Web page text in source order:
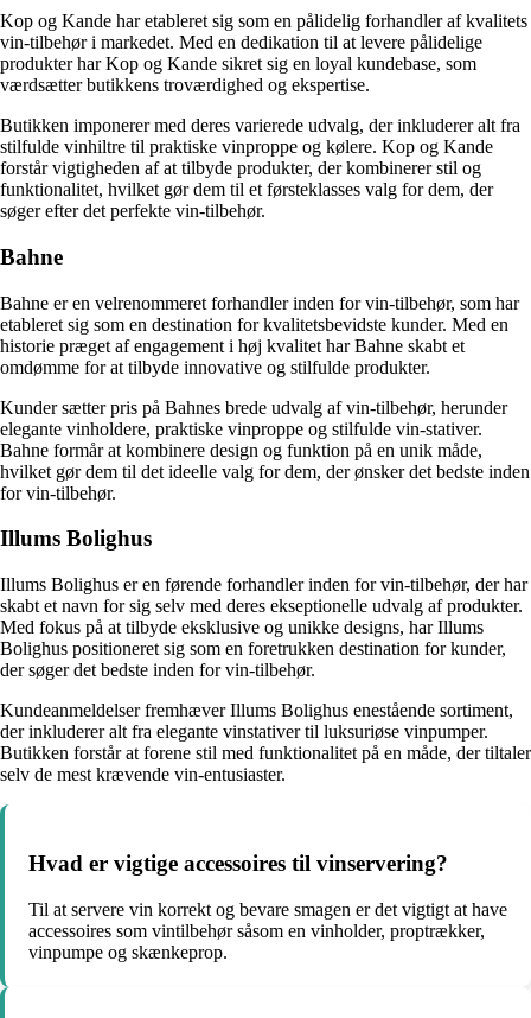
Kop og Kande har etableret sig som en pålidelig forhandler af kvalitets
vin-tilbehør i markedet. Med en dedikation til at levere pålidelige
produkter har Kop og Kande sikret sig en loyal kundebase, som
værdsætter butikkens troværdighed og ekspertise.
Butikken imponerer med deres varierede udvalg, der inkluderer alt fra
stilfulde vinhiltre til praktiske vinproppe og kølere. Kop og Kande
forstår vigtigheden af at tilbyde produkter, der kombinerer stil og
funktionalitet, hvilket gør dem til et førsteklasses valg for dem, der
søger efter det perfekte vin-tilbehør.
Bahne
Bahne er en velrenommeret forhandler inden for vin-tilbehør, som har
etableret sig som en destination for kvalitetsbevidste kunder. Med en
historie præget af engagement i høj kvalitet har Bahne skabt et
omdømme for at tilbyde innovative og stilfulde produkter.
Kunder sætter pris på Bahnes brede udvalg af vin-tilbehør, herunder
elegante vinholdere, praktiske vinproppe og stilfulde vin-stativer.
Bahne formår at kombinere design og funktion på en unik måde,
hvilket gør dem til det ideelle valg for dem, der ønsker det bedste inden
for vin-tilbehør.
Illums Bolighus
Illums Bolighus er en førende forhandler inden for vin-tilbehør, der har
skabt et navn for sig selv med deres ekseptionelle udvalg af produkter.
Med fokus på at tilbyde eksklusive og unikke designs, har Illums
Bolighus positioneret sig som en foretrukken destination for kunder,
der søger det bedste inden for vin-tilbehør.
Kundeanmeldelser fremhæver Illums Bolighus enestående sortiment,
der inkluderer alt fra elegante vinstativer til luksuriøse vinpumper.
Butikken forstår at forene stil med funktionalitet på en måde, der tiltaler
selv de mest krævende vin-entusiaster.
Hvad er vigtige accessoires til vinservering?
Til at servere vin korrekt og bevare smagen er det vigtigt at have
accessoires som vintilbehør såsom en vinholder, proptrækker,
vinpumpe og skænkeprop.